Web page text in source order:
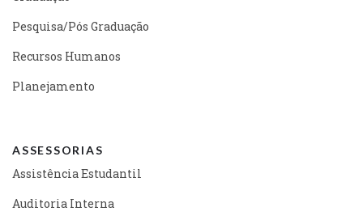
Pesquisa/Pós Graduação
Recursos Humanos
Planejamento
ASSESSORIAS
Assistência Estudantil
Auditoria Interna